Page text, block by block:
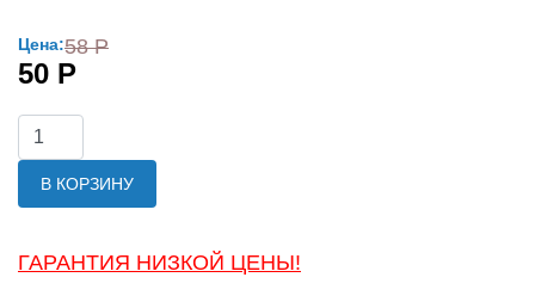
Цена:58 Р
50 Р
В КОРЗИНУ
ГАРАНТИЯ НИЗКОЙ ЦЕНЫ!